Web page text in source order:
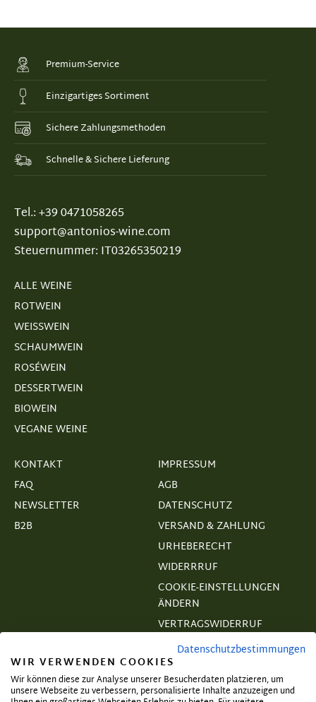
Premium-Service
Einzigartiges Sortiment
Sichere Zahlungsmethoden
Schnelle & Sichere Lieferung
Tel.: +39 0471058265
support@antonios-wine.com
Steuernummer: IT03265350219
ALLE WEINE
ROTWEIN
WEISSWEIN
SCHAUMWEIN
ROSÉWEIN
DESSERTWEIN
BIOWEIN
VEGANE WEINE
KONTAKT
FAQ
NEWSLETTER
B2B
IMPRESSUM
AGB
DATENSCHUTZ
VERSAND & ZAHLUNG
URHEBERECHT
WIDERRRUF
COOKIE-EINSTELLUNGEN
ÄNDERN
VERTRAGSWIDERRUF
Datenschutzbestimmungen
WIR VERWENDEN COOKIES
Wir können diese zur Analyse unserer Besucherdaten platzieren, um
unsere Webseite zu verbessern, personalisierte Inhalte anzuzeigen und